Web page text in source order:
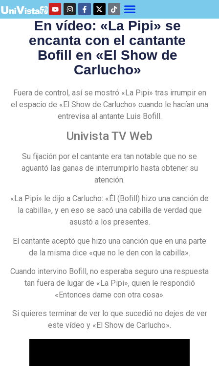
En vídeo: «La Pipi» se
encanta con el cantante
Bofill en «El Show de
Carlucho»
Fuera de control, así se mostró «La Pipi» tras irrumpir en
el espacio de «El Show de Carlucho» cuando le hacían una
entrevisa al antante Luis Bofill.
Univista TV Web
Su fijación por el cantante era tan notable que no se
aguantó las ganas de interrumpirlo hasta obtener su
atención.
«La Pipi» le dijo a Carlucho: «Él (Bofill) hizo una canción de
la cabilla», y en eso se sacó una cabilla de verdad que
asustó a los presentes.
El cantante aceptó que hizo una canción que en una parte
de la misma dice «que no le den con la cabilla».
Cuando intervino Bofill, no esperaba seguro una respuesta
tan fuera de lugar de «La Pipi», quien le respondió
«Entonces dame con otra cosa».
Si quieres terminar de ver lo que sucedió no dejes de ver
este vídeo y «El Show de Carlucho».